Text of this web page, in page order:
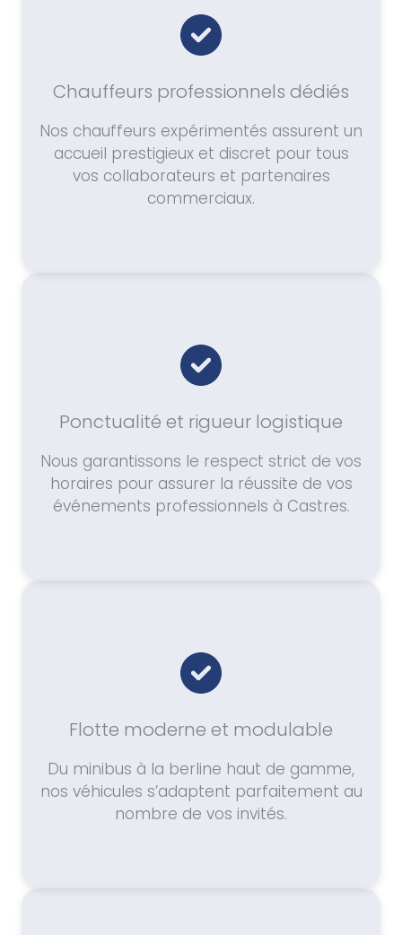
Chauffeurs professionnels dédiés
Nos chauffeurs expérimentés assurent un
accueil prestigieux et discret pour tous
vos collaborateurs et partenaires
commerciaux.
Ponctualité et rigueur logistique
Nous garantissons le respect strict de vos
horaires pour assurer la réussite de vos
événements professionnels à Castres.
Flotte moderne et modulable
Du minibus à la berline haut de gamme,
nos véhicules s’adaptent parfaitement au
nombre de vos invités.